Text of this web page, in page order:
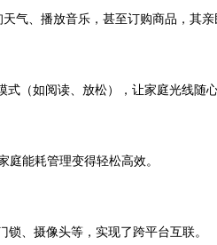
气、播放音乐，甚至订购商品，其亲
（如阅读、放松），让家庭光线随心
能耗管理变得轻松高效。
、摄像头等，实现了跨平台互联。